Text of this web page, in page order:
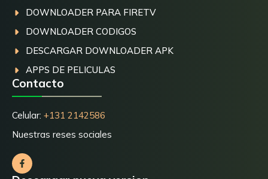
DOWNLOADER PARA FIRETV
DOWNLOADER CODIGOS
DESCARGAR DOWNLOADER APK
APPS DE PELICULAS
Contacto
Celular: +131 2142586
Nuestras reses sociales